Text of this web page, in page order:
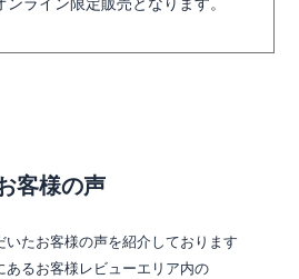
ライン限定販売となります。
客様の声
いたお客様の声を紹介しております
あるお客様レビューエリア内の